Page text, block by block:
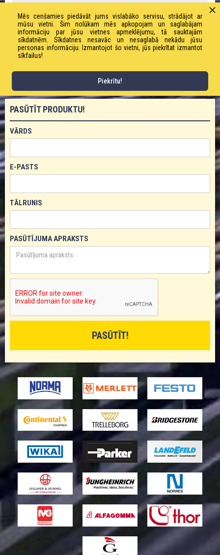
Liekuma rādiuss: 70 mm
Vakuums: 0,9 bāri
Svars: 920 g / m
Darba spiediens: 10,0 bāri
PASŪTĪT PRODUKTU!
VĀRDS
E-PASTS
TĀLRUNIS
PASŪTĪJUMA APRAKSTS
Mēs cenšamies piedāvāt jums vislabāko servisu, strādājot ar
mūsu vietni. Šim nolūkam mēs apkopojam un saglabājam
informāciju par jūsu vietnes apmeklējumu, tā sauktajām
sīkdatnēm. Sīkdatnes nesavāc un nesaglabā nekādu jūsu
personas informāciju. Izmantojot šo vietni, jūs piekrītat izmantot
sīkfailus!
Piekrītu!